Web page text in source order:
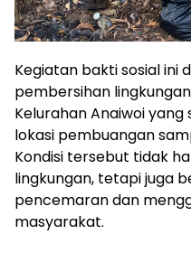
Kegiatan bakti sosial ini
pembersihan
Kelurahan Anaiwoi
lokasi pembuangan
Kondisi tersebut tidak
lingkungan, tetapi juga
pencemaran dan
masyarakat.